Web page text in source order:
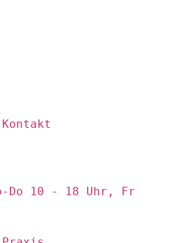
Do 10 - 18 Uhr, Fr